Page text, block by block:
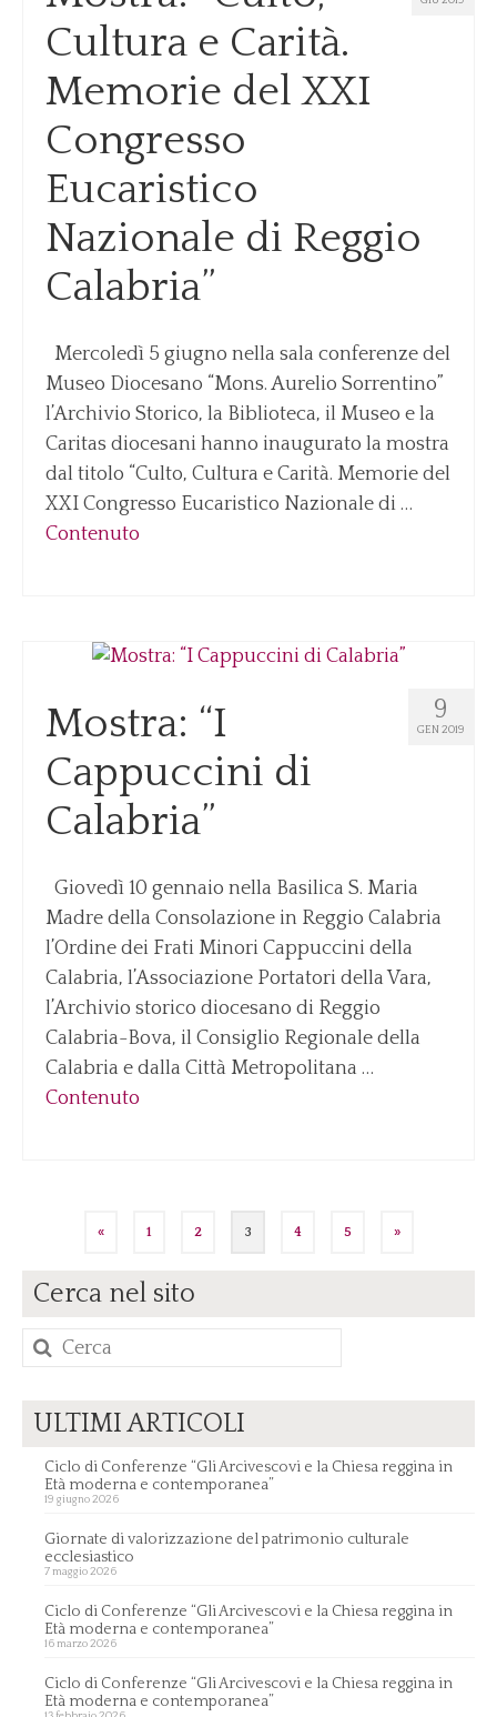
Cultura e Carità.
Memorie del XXI
Congresso
Eucaristico
Nazionale di Reggio
Calabria”
Mercoledì 5 giugno nella sala conferenze del
Museo Diocesano “Mons. Aurelio Sorrentino”
l’Archivio Storico, la Biblioteca, il Museo e la
Caritas diocesani hanno inaugurato la mostra
dal titolo “Culto, Cultura e Carità. Memorie del
XXI Congresso Eucaristico Nazionale di …
Contenuto
9
GEN 2019
Mostra: “I
Cappuccini di
Calabria”
Giovedì 10 gennaio nella Basilica S. Maria
Madre della Consolazione in Reggio Calabria
l’Ordine dei Frati Minori Cappuccini della
Calabria, l’Associazione Portatori della Vara,
l’Archivio storico diocesano di Reggio
Calabria-Bova, il Consiglio Regionale della
Calabria e dalla Città Metropolitana …
Contenuto
Paginazione
degli
articoli
« 1 2 3 4 5 »
Cerca nel sito
Cerca
per:
ULTIMI ARTICOLI
Ciclo di Conferenze “Gli Arcivescovi e la Chiesa reggina in
Età moderna e contemporanea”
19 giugno 2026
Giornate di valorizzazione del patrimonio culturale
ecclesiastico
7 maggio 2026
Ciclo di Conferenze “Gli Arcivescovi e la Chiesa reggina in
Età moderna e contemporanea”
16 marzo 2026
Ciclo di Conferenze “Gli Arcivescovi e la Chiesa reggina in
Età moderna e contemporanea”